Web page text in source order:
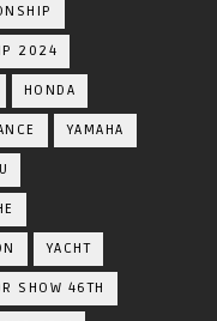
2024
HONDA
YAMAHA
YACHT
SHOW 46TH